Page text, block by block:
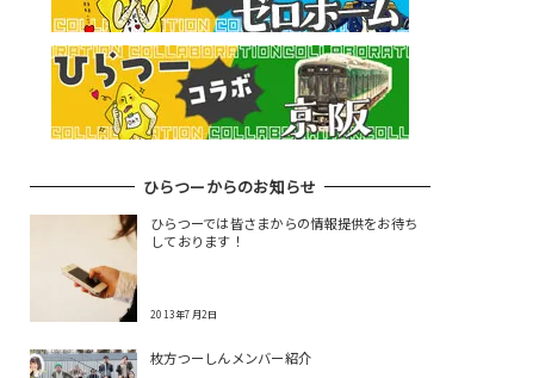
ひらつーからのお知らせ
ひらつーでは皆さまからの情報提供をお待ち
しております！
2013年7月2日
枚方つーしんメンバー紹介